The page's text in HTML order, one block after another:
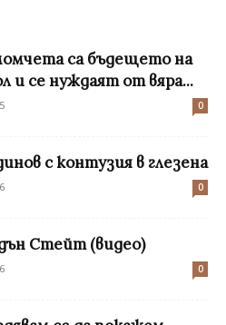
са бъдещето на
и се нуждаят от вяра...
0
с контузия в глезена
0
Стейт (видео)
0